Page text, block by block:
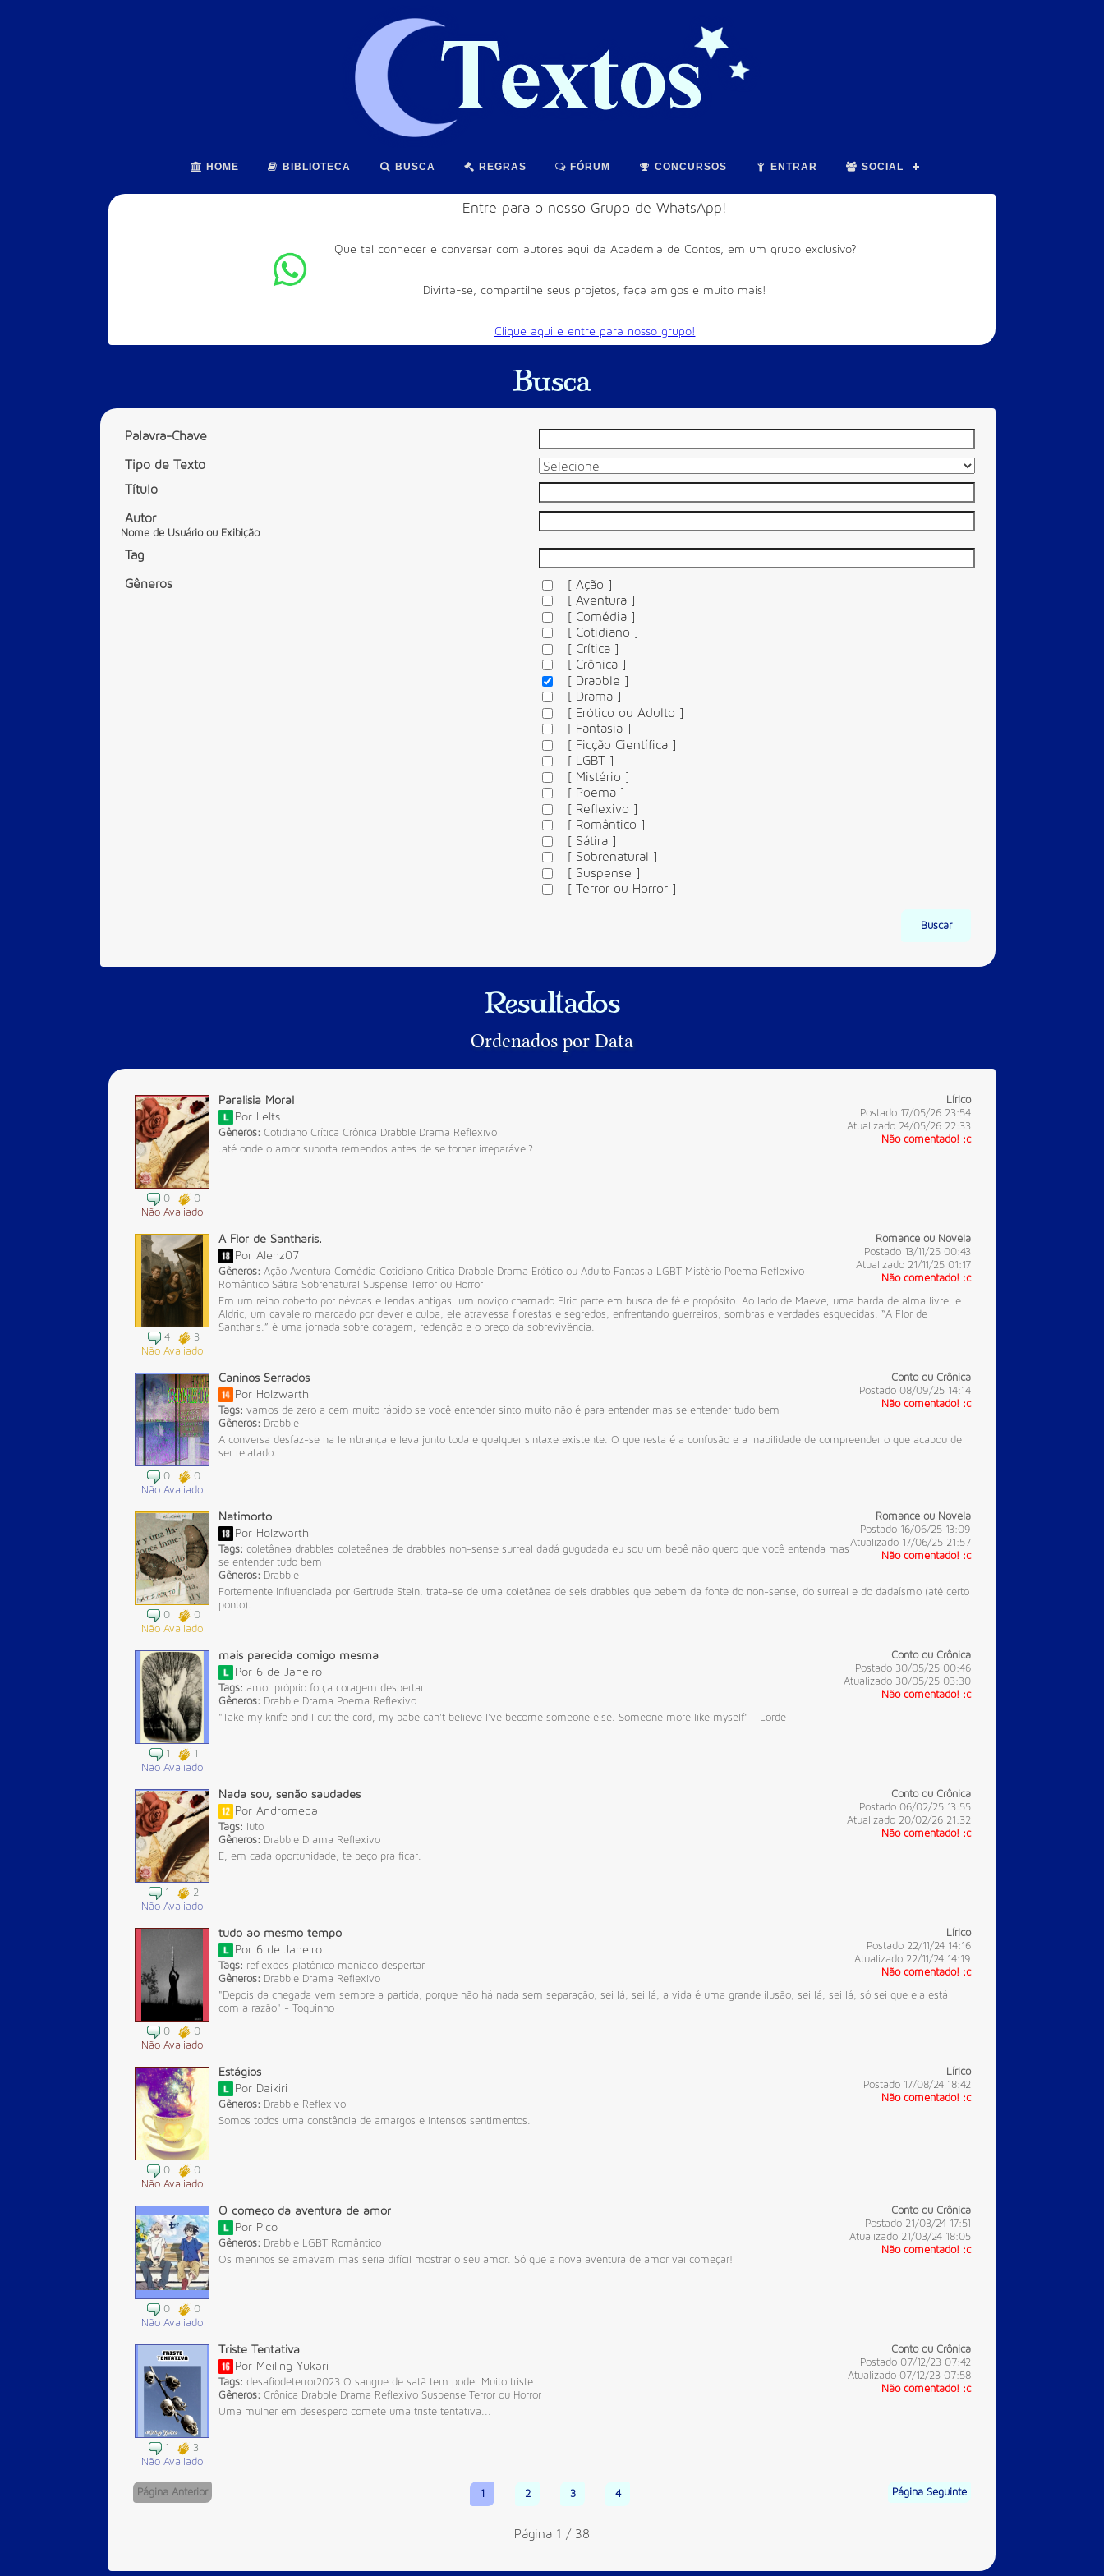
HOME BIBLIOTECA BUSCA REGRAS FÓRUM CONCURSOS ENTRAR SOCIAL
Entre para o nosso Grupo de WhatsApp!
Que tal conhecer e conversar com autores aqui da Academia de Contos, em um grupo exclusivo?
Divirta-se, compartilhe seus projetos, faça amigos e muito mais!
Clique aqui e entre para nosso grupo!
Busca
Palavra-Chave
Tipo de Texto
Título
Autor
Nome de Usuário ou Exibição
Tag
Gêneros
[ Ação ]
[ Aventura ]
[ Comédia ]
[ Cotidiano ]
[ Crítica ]
[ Crônica ]
[ Drabble ]
[ Drama ]
[ Erótico ou Adulto ]
[ Fantasia ]
[ Ficção Científica ]
[ LGBT ]
[ Mistério ]
[ Poema ]
[ Reflexivo ]
[ Romântico ]
[ Sátira ]
[ Sobrenatural ]
[ Suspense ]
[ Terror ou Horror ]
Buscar
Resultados
Ordenados por Data
0
0
Não Avaliado
Lírico
Postado 17/05/26 23:54
Atualizado 24/05/26 22:33
Não comentado! :c
Paralisia Moral
Por Lelts
Gêneros: Cotidiano Crítica Crônica Drabble Drama Reflexivo
.até onde o amor suporta remendos antes de se tornar irreparável?
4
3
Não Avaliado
Romance ou Novela
Postado 13/11/25 00:43
Atualizado 21/11/25 01:17
Não comentado! :c
A Flor de Santharis.
Por Alenz07
Gêneros: Ação Aventura Comédia Cotidiano Crítica Drabble Drama Erótico ou Adulto Fantasia LGBT Mistério Poema Reflexivo
Romântico Sátira Sobrenatural Suspense Terror ou Horror
Em um reino coberto por névoas e lendas antigas, um noviço chamado Elric parte em busca de fé e propósito. Ao lado de Maeve, uma barda de alma livre, e
Aldric, um cavaleiro marcado por dever e culpa, ele atravessa florestas e segredos, enfrentando guerreiros, sombras e verdades esquecidas. “A Flor de
Santharis.” é uma jornada sobre coragem, redenção e o preço da sobrevivência.
0
0
Não Avaliado
Conto ou Crônica
Postado 08/09/25 14:14
Não comentado! :c
Caninos Serrados
Por Holzwarth
Tags: vamos de zero a cem muito rápido se você entender sinto muito não é para entender mas se entender tudo bem
Gêneros: Drabble
A conversa desfaz-se na lembrança e leva junto toda e qualquer sintaxe existente. O que resta é a confusão e a inabilidade de compreender o que acabou de
ser relatado.
0
0
Não Avaliado
Romance ou Novela
Postado 16/06/25 13:09
Atualizado 17/06/25 21:57
Não comentado! :c
Natimorto
Por Holzwarth
Tags: coletânea drabbles coleteânea de drabbles non-sense surreal dadá gugudada eu sou um bebê não quero que você entenda mas
se entender tudo bem
Gêneros: Drabble
Fortemente influenciada por Gertrude Stein, trata-se de uma coletânea de seis drabbles que bebem da fonte do non-sense, do surreal e do dadaísmo (até certo
ponto).
1
1
Não Avaliado
Conto ou Crônica
Postado 30/05/25 00:46
Atualizado 30/05/25 03:30
Não comentado! :c
mais parecida comigo mesma
Por 6 de Janeiro
Tags: amor próprio força coragem despertar
Gêneros: Drabble Drama Poema Reflexivo
"Take my knife and I cut the cord, my babe can't believe I've become someone else. Someone more like myself" - Lorde
1
2
Não Avaliado
Conto ou Crônica
Postado 06/02/25 13:55
Atualizado 20/02/26 21:32
Não comentado! :c
Nada sou, senão saudades
Por Andromeda
Tags:
luto
Gêneros: Drabble Drama Reflexivo
E, em cada oportunidade, te peço pra ficar.
0
0
Não Avaliado
Lírico
Postado 22/11/24 14:16
Atualizado 22/11/24 14:19
Não comentado! :c
tudo ao mesmo tempo
Por 6 de Janeiro
Tags: reflexões platônico maníaco despertar
Gêneros: Drabble Drama Reflexivo
"Depois da chegada vem sempre a partida, porque não há nada sem separação, sei lá, sei lá, a vida é uma grande ilusão, sei lá, sei lá, só sei que ela está
com a razão" - Toquinho
0
0
Não Avaliado
Lírico
Postado 17/08/24 18:42
Não comentado! :c
Estágios
Por Daikiri
Gêneros: Drabble Reflexivo
Somos todos uma constância de amargos e intensos sentimentos.
0
0
Não Avaliado
Conto ou Crônica
Postado 21/03/24 17:51
Atualizado 21/03/24 18:05
Não comentado! :c
O começo da aventura de amor
Por Pico
Gêneros: Drabble LGBT Romântico
Os meninos se amavam mas seria difícil mostrar o seu amor. Só que a nova aventura de amor vai começar!
1
3
Não Avaliado
Conto ou Crônica
Postado 07/12/23 07:42
Atualizado 07/12/23 07:58
Não comentado! :c
Triste Tentativa
Por Meiling Yukari
Tags: desafiodeterror2023 O sangue de satã tem poder Muito triste
Gêneros: Crônica Drabble Drama Reflexivo Suspense Terror ou Horror
Uma mulher em desespero comete uma triste tentativa...
Página Anterior 1 2 3 4 Página Seguinte
Página 1 / 38